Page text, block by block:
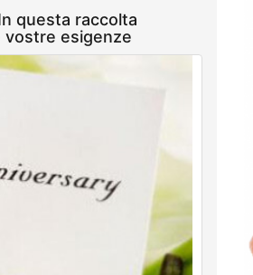
questa raccolta
vostre esigenze